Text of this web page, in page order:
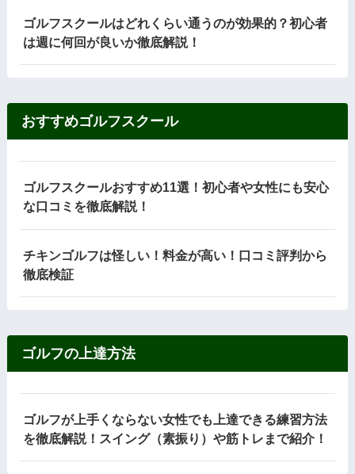
ゴルフスクールはどれくらい通うのが効果的？初心者
は週に何回が良いか徹底解説！
おすすめゴルフスクール
ゴルフスクールおすすめ11選！初心者や女性にも安心
な口コミを徹底解説！
チキンゴルフは怪しい！料金が高い！口コミ評判から
徹底検証
ゴルフの上達方法
ゴルフが上手くならない女性でも上達できる練習方法
を徹底解説！スイング（素振り）や筋トレまで紹介！